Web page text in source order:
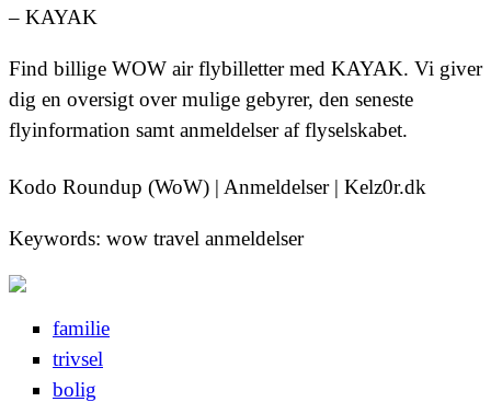
– KAYAK
Find billige WOW air flybilletter med KAYAK. Vi giver
dig en oversigt over mulige gebyrer, den seneste
flyinformation samt anmeldelser af flyselskabet.
Kodo Roundup (WoW) | Anmeldelser | Kelz0r.dk
Keywords: wow travel anmeldelser
familie
trivsel
bolig